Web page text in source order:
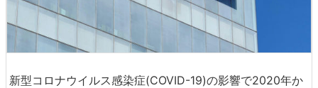
新型コロナウイルス感染症(COVID-19)の影響で2020年か